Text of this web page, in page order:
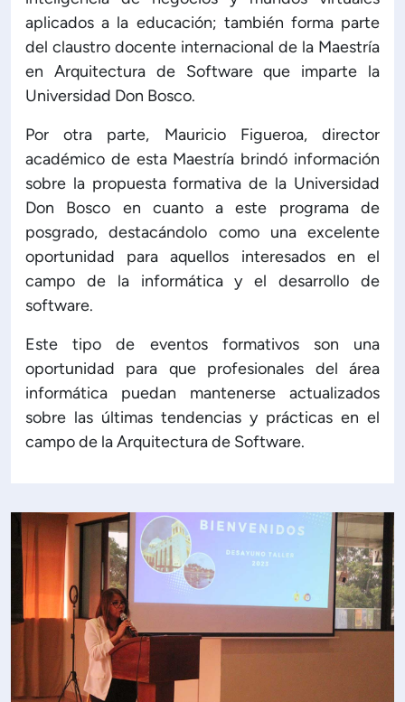
aplicados a la educación; también forma parte
del claustro docente internacional de la Maestría
en Arquitectura de Software que imparte la
Universidad Don Bosco.
Por otra parte, Mauricio Figueroa, director
académico de esta Maestría brindó información
sobre la propuesta formativa de la Universidad
Don Bosco en cuanto a este programa de
posgrado, destacándolo como una excelente
oportunidad para aquellos interesados en el
campo de la informática y el desarrollo de
software.
Este tipo de eventos formativos son una
oportunidad para que profesionales del área
informática puedan mantenerse actualizados
sobre las últimas tendencias y prácticas en el
campo de la Arquitectura de Software.